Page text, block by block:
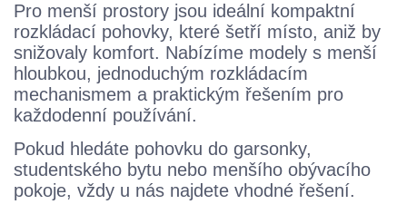
Pro menší prostory jsou ideální kompaktní
rozkládací pohovky, které šetří místo, aniž by
snižovaly komfort. Nabízíme modely s menší
hloubkou, jednoduchým rozkládacím
mechanismem a praktickým řešením pro
každodenní používání.
Pokud hledáte pohovku do garsonky,
studentského bytu nebo menšího obývacího
pokoje, vždy u nás najdete vhodné řešení.